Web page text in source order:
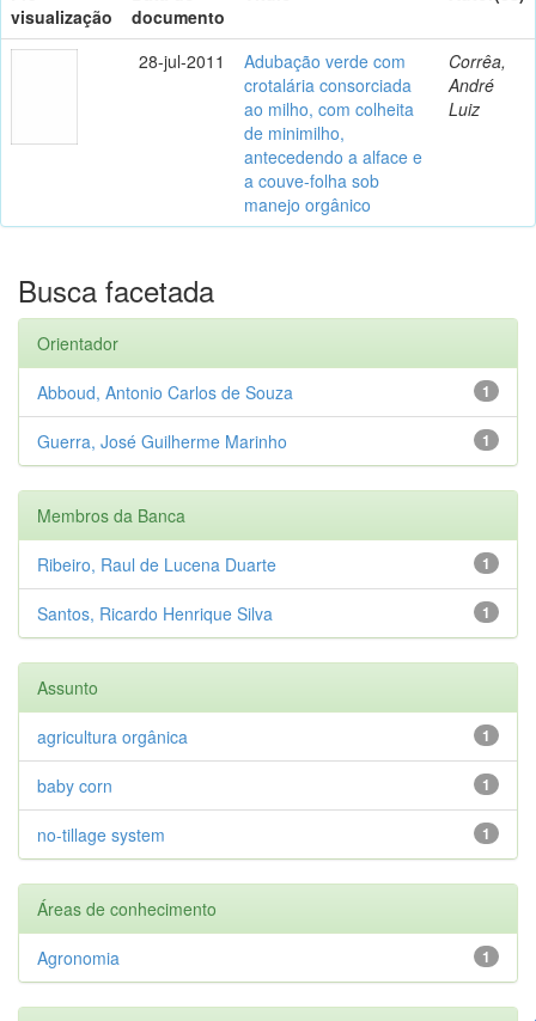
visualização
documento
28-jul-2011
Adubação verde com
crotalária consorciada
ao milho, com colheita
de minimilho,
antecedendo a alface e
a couve-folha sob
manejo orgânico
Corrêa,
André
Luiz
Busca facetada
Orientador
1
Abboud, Antonio Carlos de Souza
1
Guerra, José Guilherme Marinho
Membros da Banca
1
Ribeiro, Raul de Lucena Duarte
1
Santos, Ricardo Henrique Silva
Assunto
1
agricultura orgânica
1
baby corn
1
no-tillage system
Áreas de conhecimento
1
Agronomia